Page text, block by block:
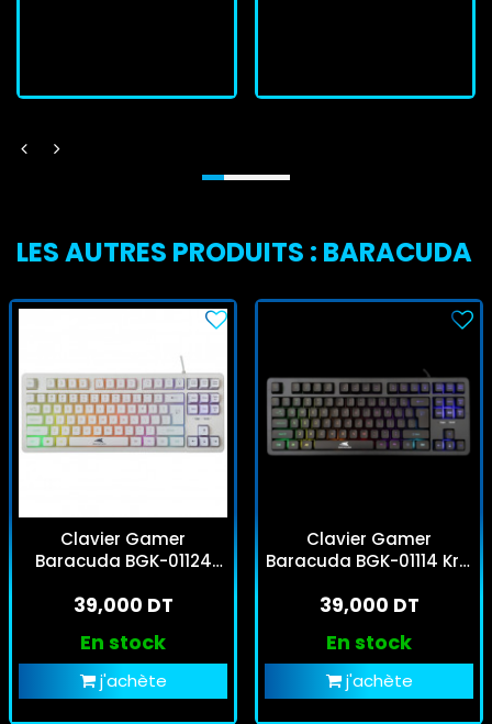
LES AUTRES PRODUITS : BARACUDA
Clavier Gamer
Baracuda BGK-01124
39,000 DT
En stock
j'achète
Clavier Gamer
Baracuda BGK-01114 Krill
39,000 DT
En stock
j'achète